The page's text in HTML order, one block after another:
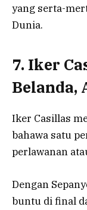
yang serta-
Dunia.
7. Iker
Belanda,
Iker Casillas
bahawa satu
perlawanan
Dengan
buntu di final